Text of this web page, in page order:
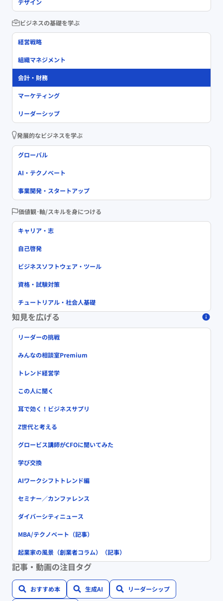
デザイン
ビジネスの基礎を学ぶ
経営戦略
組織マネジメント
会計・財務
マーケティング
リーダーシップ
発展的なビジネスを学ぶ
グローバル
AI・テクノベート
事業開発・スタートアップ
価値観･軸/スキルを身につける
キャリア・志
自己啓発
ビジネスソフトウェア・ツール
資格・試験対策
チュートリアル・社会人基礎
知見を広げる
リーダーの挑戦
みんなの相談室Premium
トレンド経営学
この人に聞く
耳で効く！ビジネスサプリ
Z世代と考える
グロービス講師がCFOに聞いてみた
学び交換
AIワークシフトトレンド編
セミナー／カンファレンス
ダイバーシティニュース
MBA/テクノベート（記事）
起業家の風景（創業者コラム）（記事）
記事・動画の注目タグ
おすすめ本 生成AI リーダーシップ